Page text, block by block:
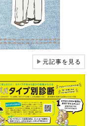
▶元記事を見る